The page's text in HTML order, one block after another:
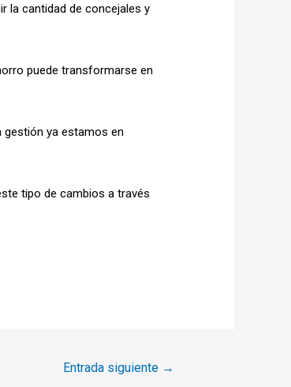
la cantidad de concejales y
puede transformarse en
gestión ya estamos en
tipo de cambios a través
Entrada siguiente →